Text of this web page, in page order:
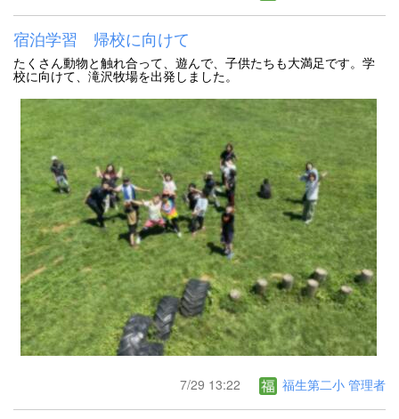
宿泊学習 帰校に向けて
たくさん動物と触れ合って、遊んで、子供たちも大満足です。学
校に向けて、滝沢牧場を出発しました。
7/29 13:22 福生第二小 管理者